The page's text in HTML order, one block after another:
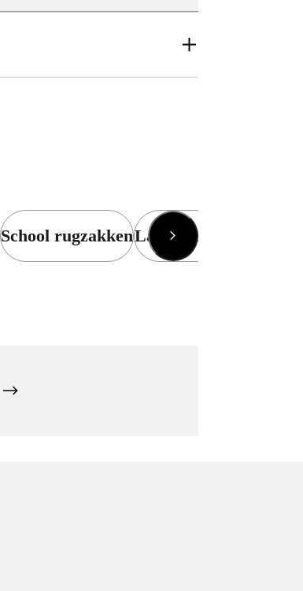
School rugzakkenLaptoptassen